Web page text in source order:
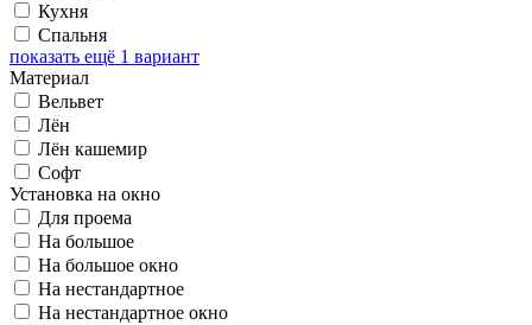
Кухня
Спальня
показать ещё 1 вариант
Материал
Вельвет
Лён
Лён кашемир
Софт
Установка на окно
Для проема
На большое
На большое окно
На нестандартное
На нестандартное окно